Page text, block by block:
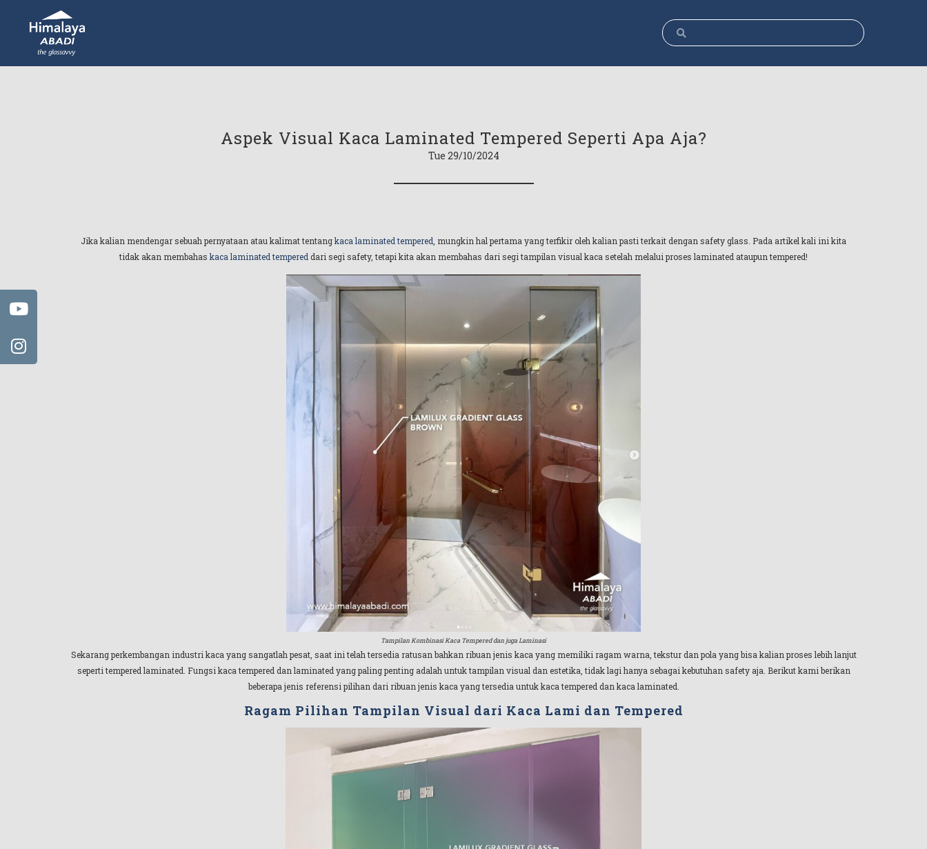
Aspek Visual Kaca Laminated Tempered Seperti Apa Aja?
Tue 29/10/2024
Jika kalian mendengar sebuah pernyataan atau kalimat tentangkaca laminated tempered , mungkin hal pertama yang terfikir oleh kalian pasti terkait dengan safety glass. Pada artikel kali ini kita
tidak akan membahas kaca laminated tempered dari segi safety, tetapi kita akan membahas dari segi tampilan visual kaca setelah melalui proses laminated ataupun tempered!
Tampilan Kombinasi Kaca Tempered dan juga Laminasi
Sekarang perkembangan industri kaca yang sangatlah pesat, saat ini telah tersedia ratusan bahkan ribuan jenis kaca yang memiliki ragam warna, tekstur dan pola yang bisa kalian proses lebih lanjut
seperti tempered laminated. Fungsi kaca tempered dan laminated yang paling penting adalah untuk tampilan visual dan estetika, tidak lagi hanya sebagai kebutuhan safety aja. Berikut kami berikan
beberapa jenis referensi pilihan dari ribuan jenis kaca yang tersedia untuk kaca tempered dan kaca laminated.
Ragam Pilihan Tampilan Visual dari Kaca Lami dan Tempered